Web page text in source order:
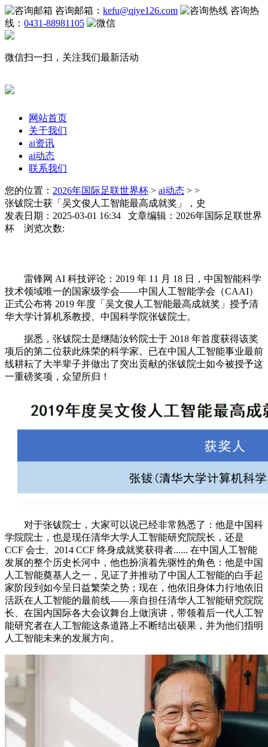
咨询邮箱： kefu@qiye126.com
咨询热
线： 0431-88981105
微信扫一扫，关注我们最新活动
网站首页
关于我们
ai资讯
ai动态
联系我们
您的位置： 2026年国际足联世界杯 > ai动态 > >
张钹院士获「吴文俊人工智能最高成就奖」，史
发表日期：2025-03-01 16:34 文章编辑：2026年国际足联世界
杯 浏览次数:
雷锋网 AI 科技评论：2019 年 11 月 18 日，中国智能科学
技术领域唯一的国家级学会——中国人工智能学会（CAAI）
正式公布将 2019 年度「吴文俊人工智能最高成就奖」授予清
华大学计算机系教授、中国科学院张钹院士。
据悉，张钹院士是继陆汝钤院士于 2018 年首度获得该奖
项后的第二位获此殊荣的科学家。已在中国人工智能事业最前
线耕耘了大半辈子并做出了突出贡献的张钹院士如今被授予这
一重磅奖项，众望所归！
对于张钹院士，大家可以说已经非常熟悉了：他是中国科
学院院士，也是现任清华大学人工智能研究院院长，还是
CCF 会士、2014 CCF 终身成就奖获得者...... 在中国人工智能
发展的整个历史长河中，他也扮演着先驱性的角色：他是中国
人工智能奠基人之一，见证了并推动了中国人工智能的白手起
家阶段到如今呈日益繁荣之势；现在，他依旧身体力行地依旧
活跃在人工智能的最前线——亲自担任清华人工智能研究院院
长、在国内国际各大会议舞台上做演讲，带领着后一代人工智
能研究者在人工智能这条道路上不断结出硕果，并为他们指明
人工智能未来的发展方向。